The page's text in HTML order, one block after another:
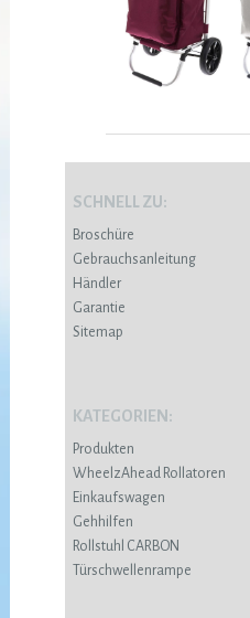
SCHNELL ZU:
Broschüre
Gebrauchsanleitung
Händler
Garantie
Sitemap
KATEGORIEN:
Produkten
WheelzAhead Rollatoren
Einkaufswagen
Gehhilfen
Rollstuhl CARBON
Türschwellenrampe